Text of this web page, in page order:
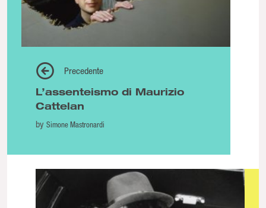
Precedente
L’assenteismo di Maurizio
Cattelan
by Simone Mastronardi